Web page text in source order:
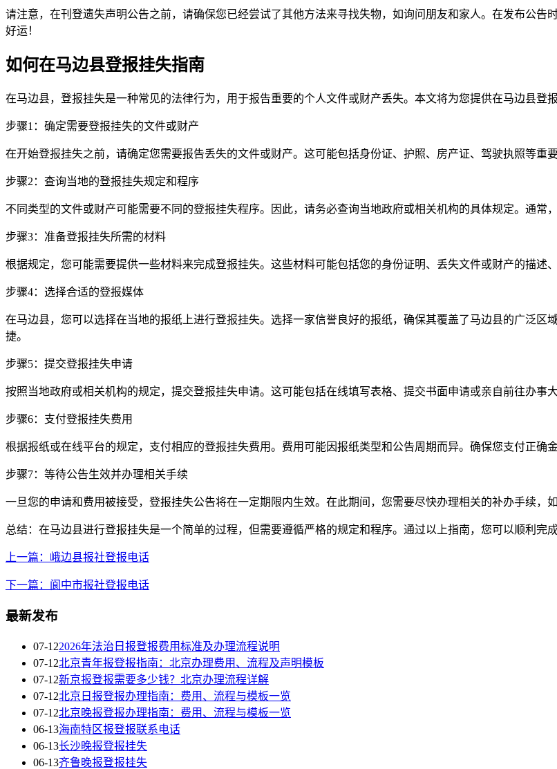
请注意，在刊登遗失声明公告之前，请确保您已经尝试了其他方法来寻找失物，如询问朋友和家人。在发布公
好运！
如何在马边县登报挂失指南
在马边县，登报挂失是一种常见的法律行为，用于报告重要的个人文件或财产丢失。本文将为您提供在马边县登
步骤1：确定需要登报挂失的文件或财产
在开始登报挂失之前，请确定您需要报告丢失的文件或财产。这可能包括身份证、护照、房产证、驾驶执照等重
步骤2：查询当地的登报挂失规定和程序
不同类型的文件或财产可能需要不同的登报挂失程序。因此，请务必查询当地政府或相关机构的具体规定。通常
步骤3：准备登报挂失所需的材料
根据规定，您可能需要提供一些材料来完成登报挂失。这些材料可能包括您的身份证明、丢失文件或财产的描述
步骤4：选择合适的登报媒体
在马边县，您可以选择在当地的报纸上进行登报挂失。选择一家信誉良好的报纸，确保其覆盖了马边县的广泛
捷。
步骤5：提交登报挂失申请
按照当地政府或相关机构的规定，提交登报挂失申请。这可能包括在线填写表格、提交书面申请或亲自前往办事
步骤6：支付登报挂失费用
根据报纸或在线平台的规定，支付相应的登报挂失费用。费用可能因报纸类型和公告周期而异。确保您支付正确
步骤7：等待公告生效并办理相关手续
一旦您的申请和费用被接受，登报挂失公告将在一定期限内生效。在此期间，您需要尽快办理相关的补办手续，
总结：在马边县进行登报挂失是一个简单的过程，但需要遵循严格的规定和程序。通过以上指南，您可以顺利完
上一篇：峨边县报社登报电话
下一篇：阆中市报社登报电话
最新发布
07-122026年法治日报登报费用标准及办理流程说明
07-12北京青年报登报指南：北京办理费用、流程及声明模板
07-12新京报登报需要多少钱？北京办理流程详解
07-12北京日报登报办理指南：费用、流程与模板一览
07-12北京晚报登报办理指南：费用、流程与模板一览
06-13海南特区报登报联系电话
06-13长沙晚报登报挂失
06-13齐鲁晚报登报挂失